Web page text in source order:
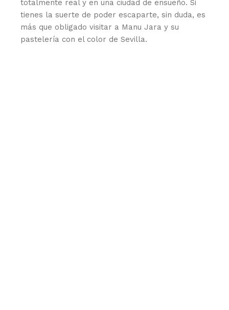
totalmente real y en una ciudad de ensueño. Si
tienes la suerte de poder escaparte, sin duda, es
más que obligado visitar a Manu Jara y su
pastelería con el color de Sevilla.